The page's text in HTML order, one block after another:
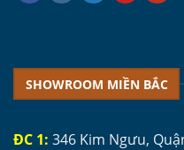
SHOWROOM MIỀN BẮC
ĐC 1: 346 Kim Ngưu,